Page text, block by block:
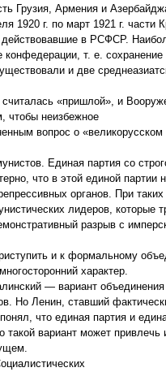
Грузия, Армения и
1920 г. по март 1921 г. части
в РСФСР.
т. е.
и две
«пришлой», и
чтобы неизбежное
вопрос о
Единая партия со
что в этой единой
органов. При
лидеров,
разрыв с
и к формальному
характер.
— вариант
Но Ленин, ставший
что единая партия и
вариант может